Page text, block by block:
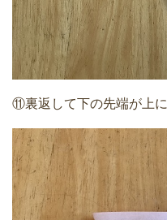
⑪裏返して下の先端が上